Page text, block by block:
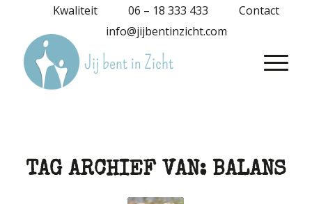
Kwaliteit 06 – 18 333 433
Contact
info@jijbentinzicht.com
TAG ARCHIEF VAN: BALANS